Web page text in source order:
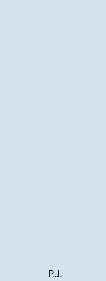
P.J.